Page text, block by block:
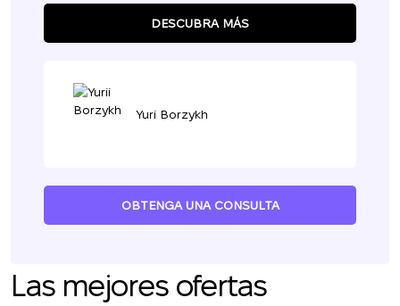
DESCUBRA MÁS
Yuri Borzykh
OBTENGA UNA CONSULTA
Las mejores ofertas